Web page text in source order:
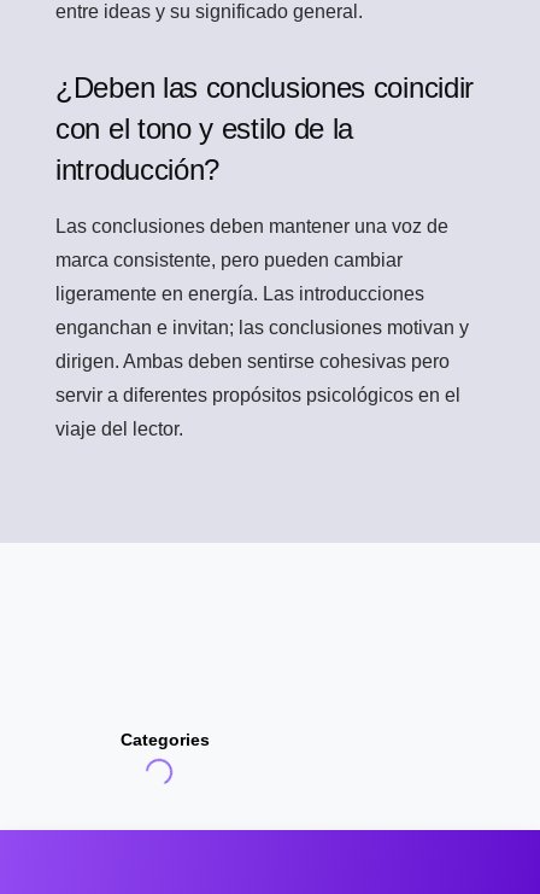
entre ideas y su significado general.
¿Deben las conclusiones coincidir
con el tono y estilo de la
introducción?
Las conclusiones deben mantener una voz de
marca consistente, pero pueden cambiar
ligeramente en energía. Las introducciones
enganchan e invitan; las conclusiones motivan y
dirigen. Ambas deben sentirse cohesivas pero
servir a diferentes propósitos psicológicos en el
viaje del lector.
Categories